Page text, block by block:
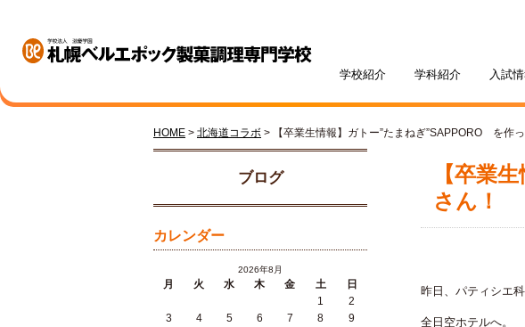
学校紹介
学校紹介
学科紹介
学科・専攻紹介
入試
入試情報
学費・奨学金
資格・就職
キャンパスライフ
札幌ベル生のリアルボイス 年間スケジュール
訪問者別
オープンキャンパス
HOME > 北海道コラボ > 【卒業生情報】ガトー”たまねぎ”SAPPORO を作っ
【卒業
さん！
昨日、パティシエ
全日空ホテルへ。
ブログ
カレンダー
2026年8月
月 火 水 木 金 土 日
1
2
3
4 5 6 7 8
9